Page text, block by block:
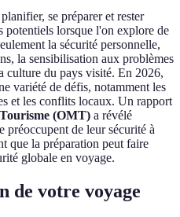
se préparer et rester
lorsque l'on explore de
la sécurité personnelle,
la sensibilisation aux problèmes
culture du pays visité. En 2026,
variété de défis, notamment les
et les conflits locaux. Un rapport
(OMT) a révélé
préoccupent de leur sécurité à
que la préparation peut faire
globale en voyage.
de votre voyage